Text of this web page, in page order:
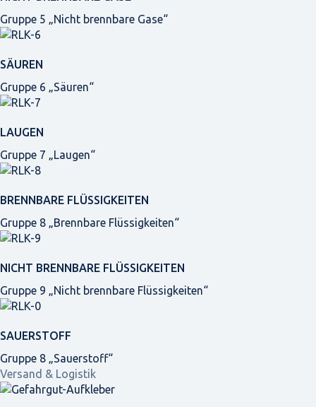
Gruppe 5 „Nicht brennbare Gase“
SÄUREN
Gruppe 6 „Säuren“
LAUGEN
Gruppe 7 „Laugen“
BRENNBARE FLÜSSIGKEITEN
Gruppe 8 „Brennbare Flüssigkeiten“
NICHT BRENNBARE FLÜSSIGKEITEN
Gruppe 9 „Nicht brennbare Flüssigkeiten“
SAUERSTOFF
Gruppe 8 „Sauerstoff“
Versand & Logistik